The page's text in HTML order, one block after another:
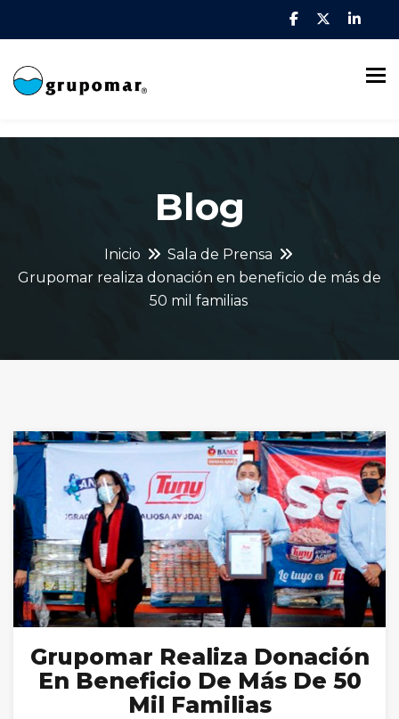
Blog
Inicio
Sala de Prensa
Grupomar realiza donación en beneficio de más de
50 mil familias
Grupomar Realiza Donación
En Beneficio De Más De 50
Mil Familias